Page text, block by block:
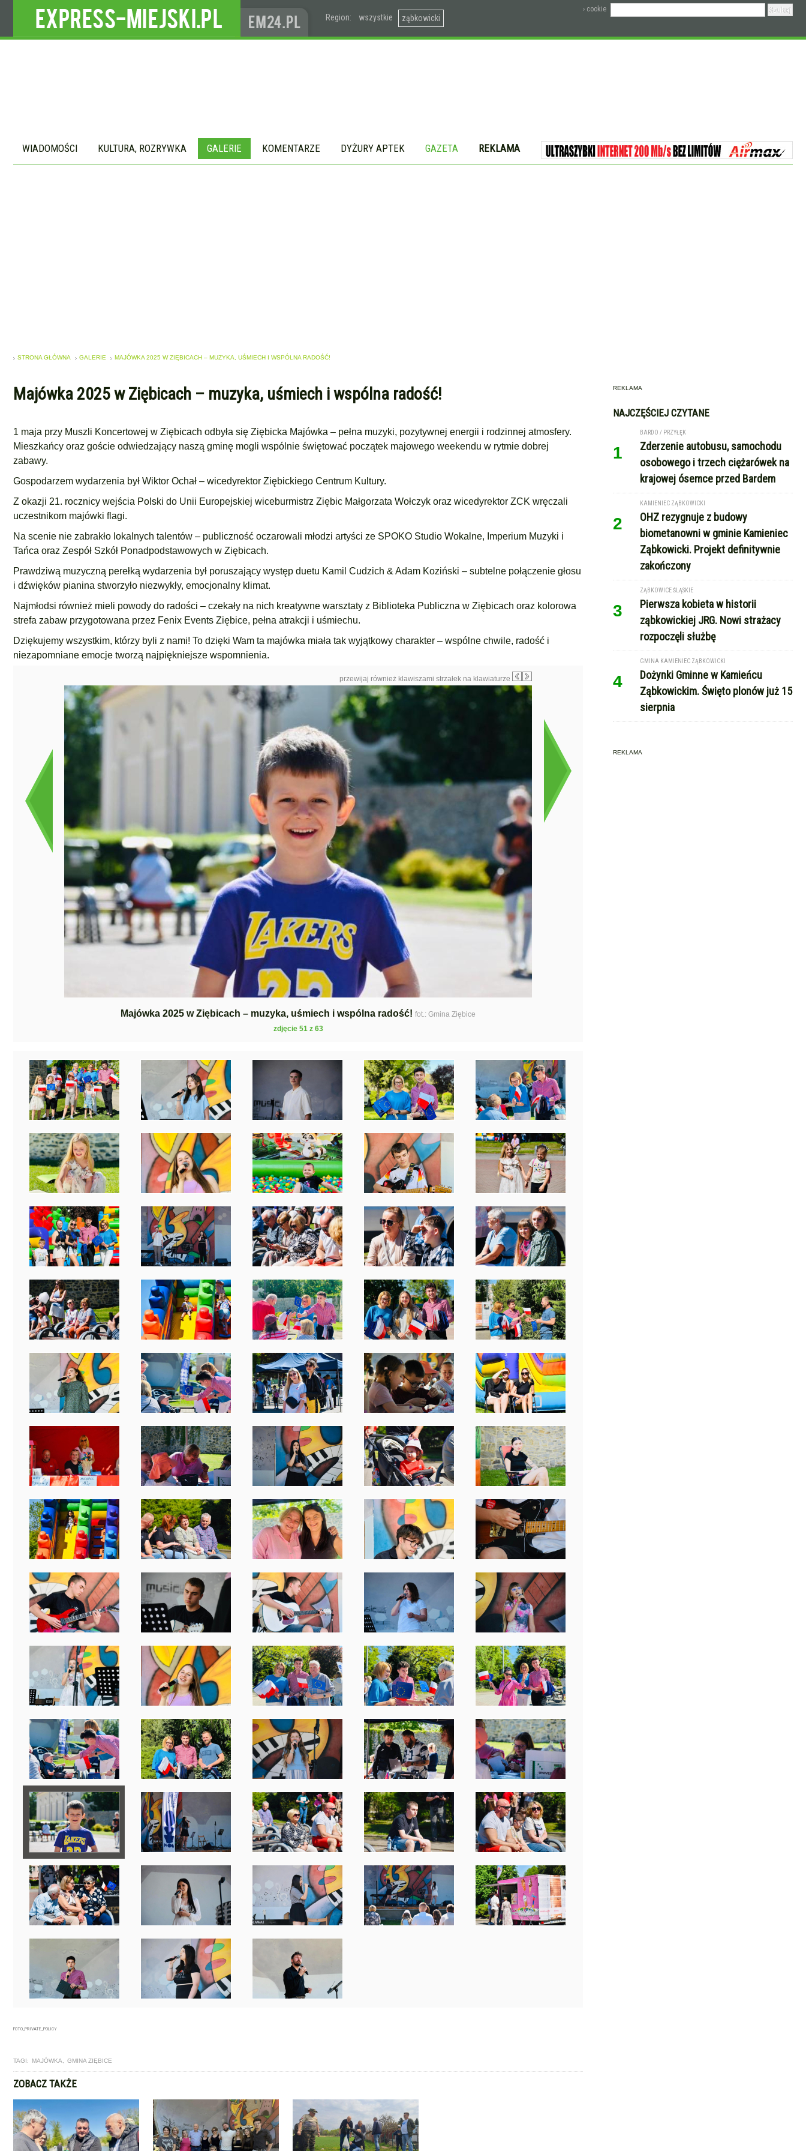
Region: wszystkie ząbkowicki
› cookie
WIADOMOŚCI KULTURA, ROZRYWKA GALERIE KOMENTARZE DYŻURY APTEK GAZETA REKLAMA
STRONA GŁÓWNA GALERIE MAJÓWKA 2025 W ZIĘBICACH – MUZYKA, UŚMIECH I WSPÓLNA RADOŚĆ!
Majówka 2025 w Ziębicach – muzyka, uśmiech i wspólna radość!
1 maja przy Muszli Koncertowej w Ziębicach odbyła się Ziębicka Majówka – pełna muzyki, pozytywnej energii i rodzinnej atmosfery.
Mieszkańcy oraz goście odwiedzający naszą gminę mogli wspólnie świętować początek majowego weekendu w rytmie dobrej
zabawy.
Gospodarzem wydarzenia był Wiktor Ochał – wicedyrektor Ziębickiego Centrum Kultury.
Z okazji 21. rocznicy wejścia Polski do Unii Europejskiej wiceburmistrz Ziębic Małgorzata Wołczyk oraz wicedyrektor ZCK wręczali
uczestnikom majówki flagi.
Na scenie nie zabrakło lokalnych talentów – publiczność oczarowali młodzi artyści ze SPOKO Studio Wokalne, Imperium Muzyki i
Tańca oraz Zespół Szkół Ponadpodstawowych w Ziębicach.
Prawdziwą muzyczną perełką wydarzenia był poruszający występ duetu Kamil Cudzich & Adam Koziński – subtelne połączenie głosu
i dźwięków pianina stworzyło niezwykły, emocjonalny klimat.
Najmłodsi również mieli powody do radości – czekały na nich kreatywne warsztaty z Biblioteka Publiczna w Ziębicach oraz kolorowa
strefa zabaw przygotowana przez Fenix Events Ziębice, pełna atrakcji i uśmiechu.
Dziękujemy wszystkim, którzy byli z nami! To dzięki Wam ta majówka miała tak wyjątkowy charakter – wspólne chwile, radość i
niezapomniane emocje tworzą najpiękniejsze wspomnienia.
przewijaj również klawiszami strzałek na klawiaturze
Majówka 2025 w Ziębicach – muzyka, uśmiech i wspólna radość! fot.: Gmina Ziębice
zdjęcie 51 z 63
FOTO_PRIVATE_POLICY
TAGI: MAJÓWKA GMINA ZIĘBICE
ZOBACZ TAKŻE
REKLAMA
NAJCZĘŚCIEJ CZYTANE
1
BARDO / PRZYŁĘK
Zderzenie autobusu, samochodu
osobowego i trzech ciężarówek na
krajowej ósemce przed Bardem
2
KAMIENIEC ZĄBKOWICKI
OHZ rezygnuje z budowy
biometanowni w gminie Kamieniec
Ząbkowicki. Projekt definitywnie
zakończony
3
ZĄBKOWICE ŚLĄSKIE
Pierwsza kobieta w historii
ząbkowickiej JRG. Nowi strażacy
rozpoczęli służbę
4
GMINA KAMIENIEC ZĄBKOWICKI
Dożynki Gminne w Kamieńcu
Ząbkowickim. Święto plonów już 15
sierpnia
REKLAMA